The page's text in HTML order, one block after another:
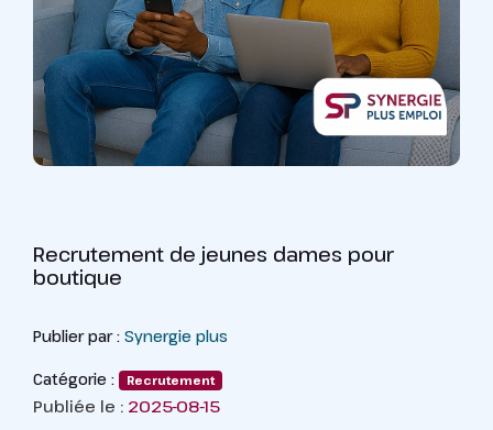
Recrutement de jeunes dames pour
boutique
Publier par : Synergie plus
Catégorie : Recrutement
Publiée le : 2025-08-15